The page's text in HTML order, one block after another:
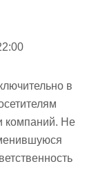
в
компаний. Не